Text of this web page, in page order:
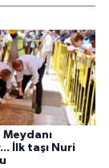
İlk taşı Nuri